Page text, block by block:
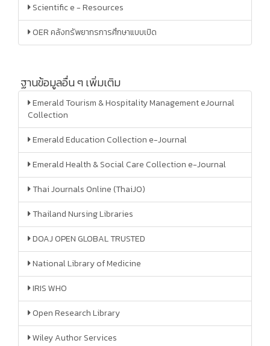
Scientific e - Resources
OER คลังทรัพยากรการศึกษาแบบเปิด
ฐานข้อมูลอื่น ๆ เพิ่มเติม
Emerald Tourism & Hospitality Management eJournal
Collection
Emerald Education Collection e-Journal
Emerald Health & Social Care Collection e-Journal
Thai Journals Online (ThaiJO)
Thailand Nursing Libraries
DOAJ OPEN GLOBAL TRUSTED
National Library of Medicine
IRIS WHO
Open Research Library
Wiley Author Services